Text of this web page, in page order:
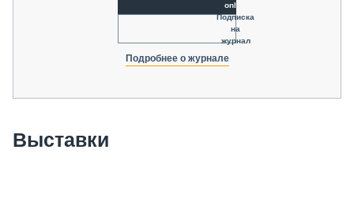
online
Подписка
на
журнал
Подробнее о журнале
Выставки